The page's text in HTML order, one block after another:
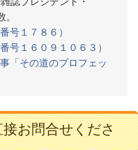
号１７８６）
号１６０９１０６３）
「その道のプロフェッ
お問合せくださ